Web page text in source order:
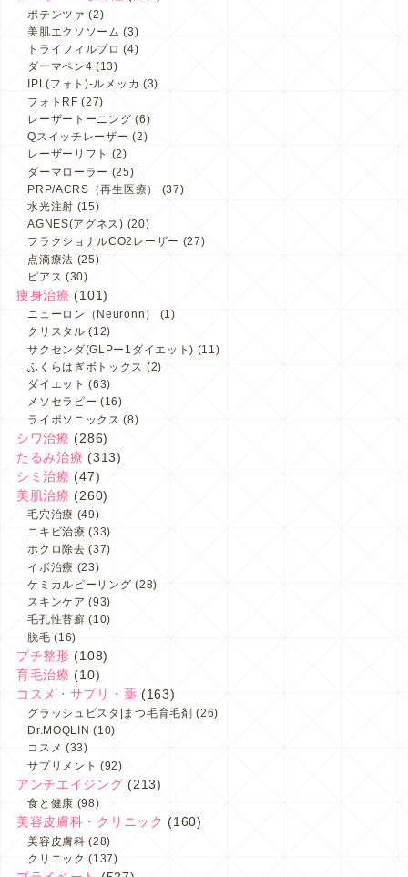
ポテンツァ (2)
美肌エクソソーム (3)
トライフィルプロ (4)
ダーマペン4 (13)
IPL(フォト)-ルメッカ (3)
フォトRF (27)
レーザートーニング (6)
Qスイッチレーザー (2)
レーザーリフト (2)
ダーマローラー (25)
PRP/ACRS（再生医療）
(37)
水光注射 (15)
AGNES(アグネス) (20)
フラクショナルCO2レーザー (27)
点滴療法 (25)
ピアス (30)
痩身治療 (101)
ニューロン（Neuronn）
(1)
クリスタル (12)
サクセンダ(GLPー1ダイエット) (11)
ふくらはぎボトックス (2)
ダイエット (63)
メソセラピー (16)
ライポソニックス (8)
シワ治療 (286)
たるみ治療 (313)
シミ治療 (47)
美肌治療 (260)
毛穴治療 (49)
ニキビ治療 (33)
ホクロ除去 (37)
イボ治療 (23)
ケミカルピーリング (28)
スキンケア (93)
毛孔性苔癬 (10)
脱毛 (16)
プチ整形 (108)
育毛治療 (10)
コスメ・サプリ・薬 (163)
グラッシュビスタ|まつ毛育毛剤 (26)
Dr.MOQLIN (10)
コスメ (33)
サプリメント (92)
アンチエイジング (213)
食と健康 (98)
美容皮膚科・クリニック (160)
美容皮膚科 (28)
クリニック (137)